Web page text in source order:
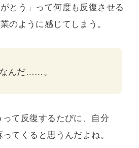
とう」って何度も反復させる
のように感じてしまう。
んだ……。
って反復するたびに、自分
てくると思うんだよね。